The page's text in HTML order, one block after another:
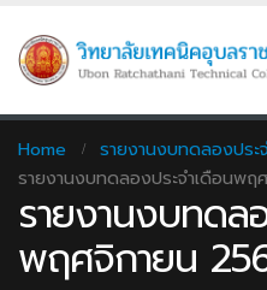
Home
รายงานงบทดลองประ
รายงานงบทดลองประจำเดือนพฤ
รายงานงบทดล
พฤศจิกายน